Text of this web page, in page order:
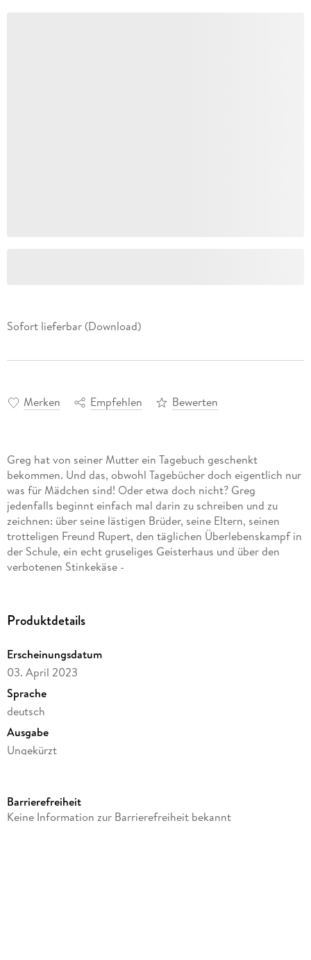
Sofort lieferbar (Download)
Merken Empfehlen Bewerten
Greg hat von seiner Mutter ein Tagebuch geschenkt
bekommen. Und das, obwohl Tagebücher doch eigentlich nur
was für Mädchen sind! Oder etwa doch nicht? Greg
jedenfalls beginnt einfach mal darin zu schreiben und zu
zeichnen: über seine lästigen Brüder, seine Eltern, seinen
trotteligen Freund Rupert, den täglichen Überlebenskampf in
der Schule, ein echt gruseliges Geisterhaus und über den
verbotenen Stinkekäse -
Produktdetails
Erscheinungsdatum
03. April 2023
Sprache
deutsch
Ausgabe
Ungekürzt
Laufzeit
Barrierefreiheit
Keine Information zur Barrierefreiheit bekannt